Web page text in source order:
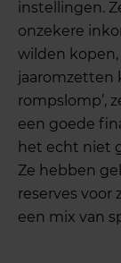
instellingen.
onzekere
wilden
jaaromzetten
rompslomp’,
een goede
het echt niet
Ze hebben
reserves voor
een mix van